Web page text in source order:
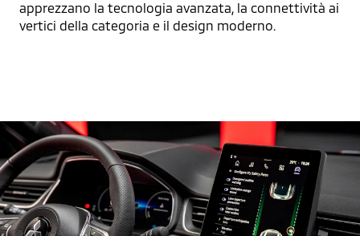
apprezzano la tecnologia avanzata, la connettività ai
vertici della categoria e il design moderno.